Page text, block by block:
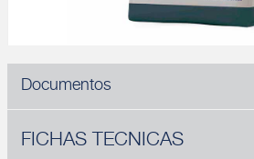
Documentos
FICHAS TECNICAS